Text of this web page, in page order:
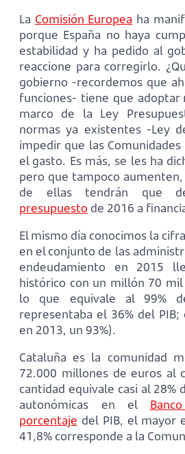
La Comisión Europea ha
porque España no haya
estabilidad y ha pedido al
reaccione para corregirlo.
gobierno -recordemos que
funciones- tiene que adoptar
marco de la Ley
normas ya existentes -Ley
impedir que las
el gasto. Es más, se les ha
pero que tampoco
de ellas tendrán que
presupuesto de 2016 a
El mismo día conocimos la
en el conjunto de las
endeudamiento en 2015
histórico con un millón 70
lo que equivale al 99%
representaba el 36% del
en 2013, un 93%).
Cataluña es la comunidad
72.000 millones de euros al
cantidad equivale casi al 28%
autonómicas en el
porcentaje del PIB, el mayor
41,8% corresponde a la